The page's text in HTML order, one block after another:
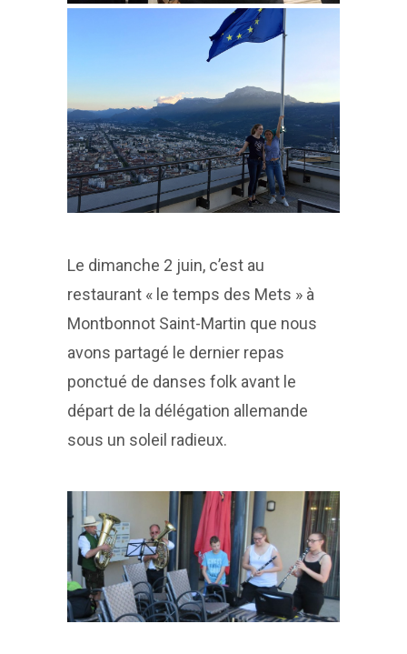
Le dimanche 2 juin, c’est au
restaurant « le temps des Mets » à
Montbonnot Saint-Martin que nous
avons partagé le dernier repas
ponctué de danses folk avant le
départ de la délégation allemande
sous un soleil radieux.